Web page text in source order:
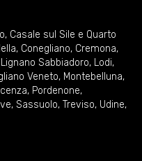
, Casale sul Sile e Quarto
, Conegliano, Cremona,
Lignano Sabbiadoro, Lodi,
Veneto, Montebelluna,
, Pordenone,
, Sassuolo, Treviso, Udine,